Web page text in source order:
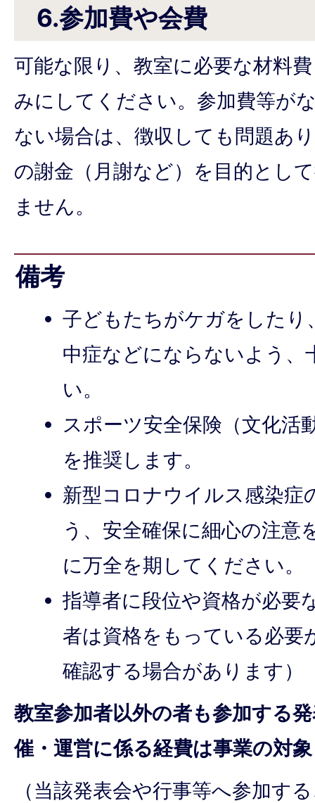
6.参加費や会費
可能な限り、教室に必要な材料
みにしてください。参加費等が
ない場合は、徴収しても問題あ
の謝金（月謝など）を目的とし
ません。
備考
子どもたちがケガをしたり
中症などにならないよう、
い。
スポーツ安全保険（文化活
を推奨します。
新型コロナウイルス感染症
う、安全確保に細心の注意
に万全を期してください。
指導者に段位や資格が必要
者は資格をもっている必要
確認する場合があります）
教室参加者以外の者も参加する
催・運営に係る経費は事業の対
（当該発表会や行事等へ参加す